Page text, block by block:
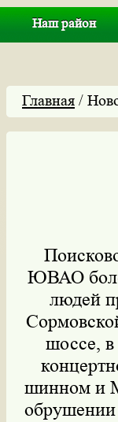
Наш район
Главная /
ЮВАО
людей
шоссе, в
шинном и